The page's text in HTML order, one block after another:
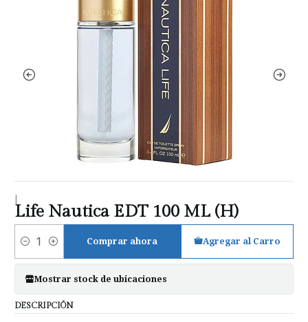
Life Nautica EDT 100 ML (H)
Cantidad
Agregar al Carro
Comprar ahora
Mostrar stock de ubicaciones
DESCRIPCIÓN